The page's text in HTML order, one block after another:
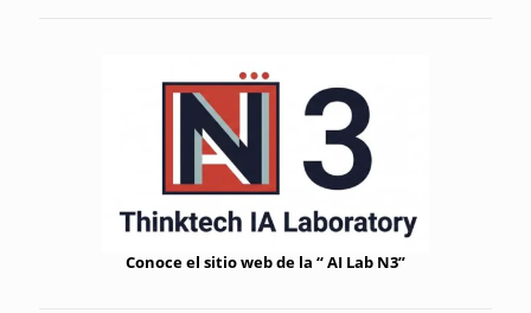
Conoce el sitio web de la “ AI Lab N3”